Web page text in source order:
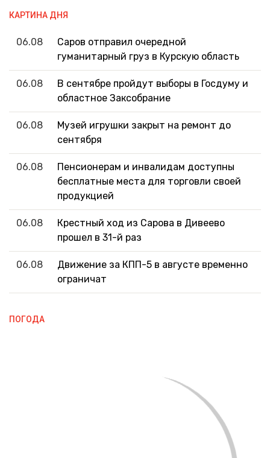
КАРТИНА ДНЯ
06.08
Саров отправил очередной
гуманитарный груз в Курскую область
06.08
В сентябре пройдут выборы в Госдуму и
областное Заксобрание
06.08
Музей игрушки закрыт на ремонт до
сентября
06.08
Пенсионерам и инвалидам доступны
бесплатные места для торговли своей
продукцией
06.08
Крестный ход из Сарова в Дивеево
прошел в 31-й раз
06.08
Движение за КПП-5 в августе временно
ограничат
ПОГОДА